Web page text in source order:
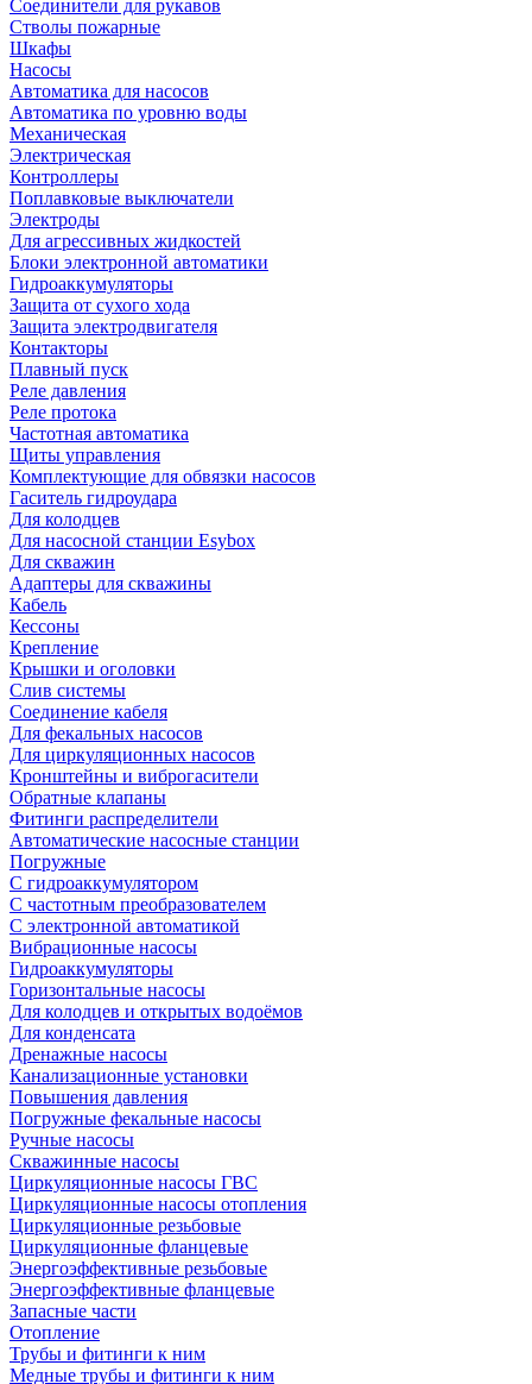
Соединители для рукавов
Стволы пожарные
Шкафы
Насосы
Автоматика для насосов
Автоматика по уровню воды
Механическая
Электрическая
Контроллеры
Поплавковые выключатели
Электроды
Для агрессивных жидкостей
Блоки электронной автоматики
Гидроаккумуляторы
Защита от сухого хода
Защита электродвигателя
Контакторы
Плавный пуск
Реле давления
Реле протока
Частотная автоматика
Щиты управления
Комплектующие для обвязки насосов
Гаситель гидроудара
Для колодцев
Для насосной станции Esybox
Для скважин
Адаптеры для скважины
Кабель
Кессоны
Крепление
Крышки и оголовки
Слив системы
Соединение кабеля
Для фекальных насосов
Для циркуляционных насосов
Кронштейны и виброгасители
Обратные клапаны
Фитинги распределители
Автоматические насосные станции
Погружные
С гидроаккумулятором
С частотным преобразователем
С электронной автоматикой
Вибрационные насосы
Гидроаккумуляторы
Горизонтальные насосы
Для колодцев и открытых водоёмов
Для конденсата
Дренажные насосы
Канализационные установки
Повышения давления
Погружные фекальные насосы
Ручные насосы
Скважинные насосы
Циркуляционные насосы ГВС
Циркуляционные насосы отопления
Циркуляционные резьбовые
Циркуляционные фланцевые
Энергоэффективные резьбовые
Энергоэффективные фланцевые
Запасные части
Отопление
Трубы и фитинги к ним
Медные трубы и фитинги к ним